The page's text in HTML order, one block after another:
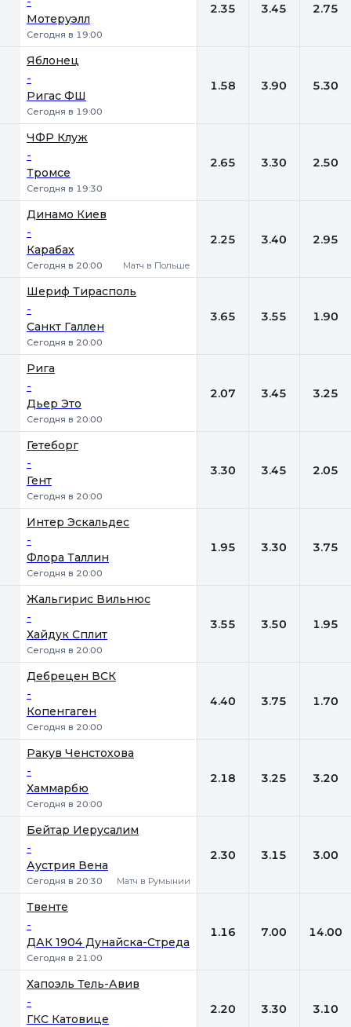
Мотеруэлл
Сегодня в 19:00
2.35 3.45 2.75
Яблонец
-
Ригас ФШ
Сегодня в 19:00
1.58 3.90 5.30
ЧФР Клуж
-
Тромсе
Сегодня в 19:30
2.65 3.30 2.50
Динамо Киев
-
Карабах
Сегодня в 20:00 Матч в Польше
2.25 3.40 2.95
Шериф Тирасполь
-
Санкт Галлен
Сегодня в 20:00
3.65 3.55 1.90
Рига
-
Дьер Это
Сегодня в 20:00
2.07 3.45 3.25
Гетеборг
-
Гент
Сегодня в 20:00
3.30 3.45 2.05
Интер Эскальдес
-
Флора Таллин
Сегодня в 20:00
1.95 3.30 3.75
Жальгирис Вильнюс
-
Хайдук Сплит
Сегодня в 20:00
3.55 3.50 1.95
Дебрецен ВСК
-
Копенгаген
Сегодня в 20:00
4.40 3.75 1.70
Ракув Ченстохова
-
Хаммарбю
Сегодня в 20:00
2.18 3.25 3.20
Бейтар Иерусалим
-
Аустрия Вена
Сегодня в 20:30 Матч в Румынии
2.30 3.15 3.00
Твенте
-
ДАК 1904 Дунайска-Стреда
Сегодня в 21:00
1.16 7.00 14.00
Хапоэль Тель-Авив
-
ГКС Катовице
2.20 3.30 3.10